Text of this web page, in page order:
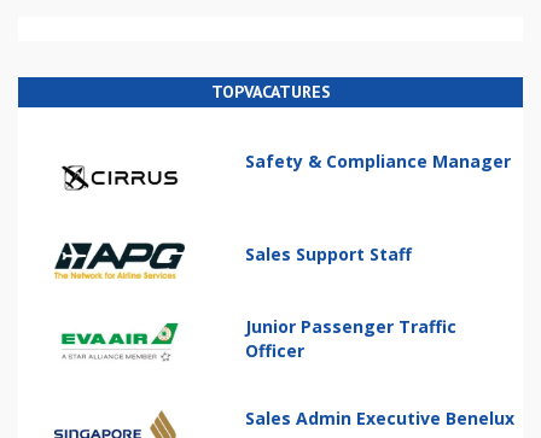
TOPVACATURES
Safety & Compliance Manager
Sales Support Staff
Junior Passenger Traffic
Officer
Sales Admin Executive Benelux